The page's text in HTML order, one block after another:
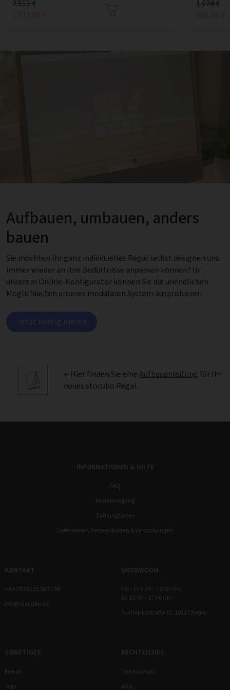
2.555 €
1.711,85 €
1.024 €
686,08 €
Aufbauen, umbauen, anders
bauen
Sie möchten Ihr ganz individuelles Regal selbst designen und
immer wieder an Ihre Bedürfnisse anpassen können? In
unserem Online-Konfigurator können Sie die unendlichen
Möglichkeiten unseres modularen System ausprobieren.
Jetzt konfigurieren
← Hier finden Sie eineAufbauanleitung für Ihr
neues stocubo Regal.
INFORMATIONEN & HILFE
FAQ
Bestellvorgang
Zahlungsarten
Lieferzeiten, Versandkosten & Verpackungen
KONTAKT
+49 (0)30 232 56 01 80
info@stocubo.de
SHOWROOM
Mo – Fr 9:30 – 18:00 Uhr
Sa 12:00 – 17:00 Uhr
Tucholskystraße 31, 10117 Berlin
SONSTIGES
Presse
Jobs
RECHTLICHES
Datenschutz
AGB